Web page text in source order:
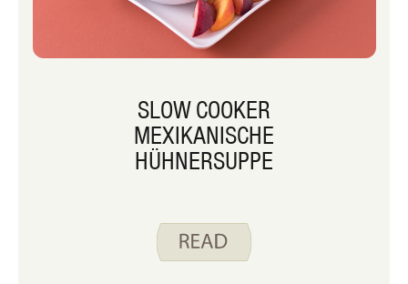
SLOW COOKER
MEXIKANISCHE
HÜHNERSUPPE